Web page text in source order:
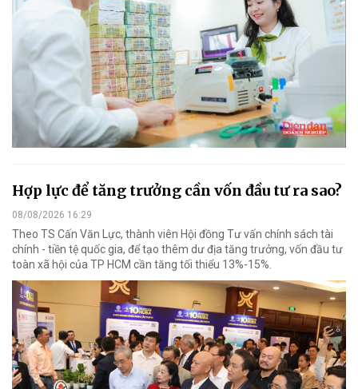
Hợp lực để tăng trưởng cần vốn đầu tư ra sao?
08/08/2026 16:29
Theo TS Cấn Văn Lực, thành viên Hội đồng Tư vấn chính sách tài
chính - tiền tệ quốc gia, để tạo thêm dư địa tăng trưởng, vốn đầu tư
toàn xã hội của TP HCM cần tăng tối thiểu 13%-15%.